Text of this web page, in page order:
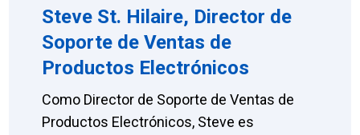
Steve St. Hilaire, Director de
Soporte de Ventas de
Productos Electrónicos
Como Director de Soporte de Ventas de
Productos Electrónicos, Steve es